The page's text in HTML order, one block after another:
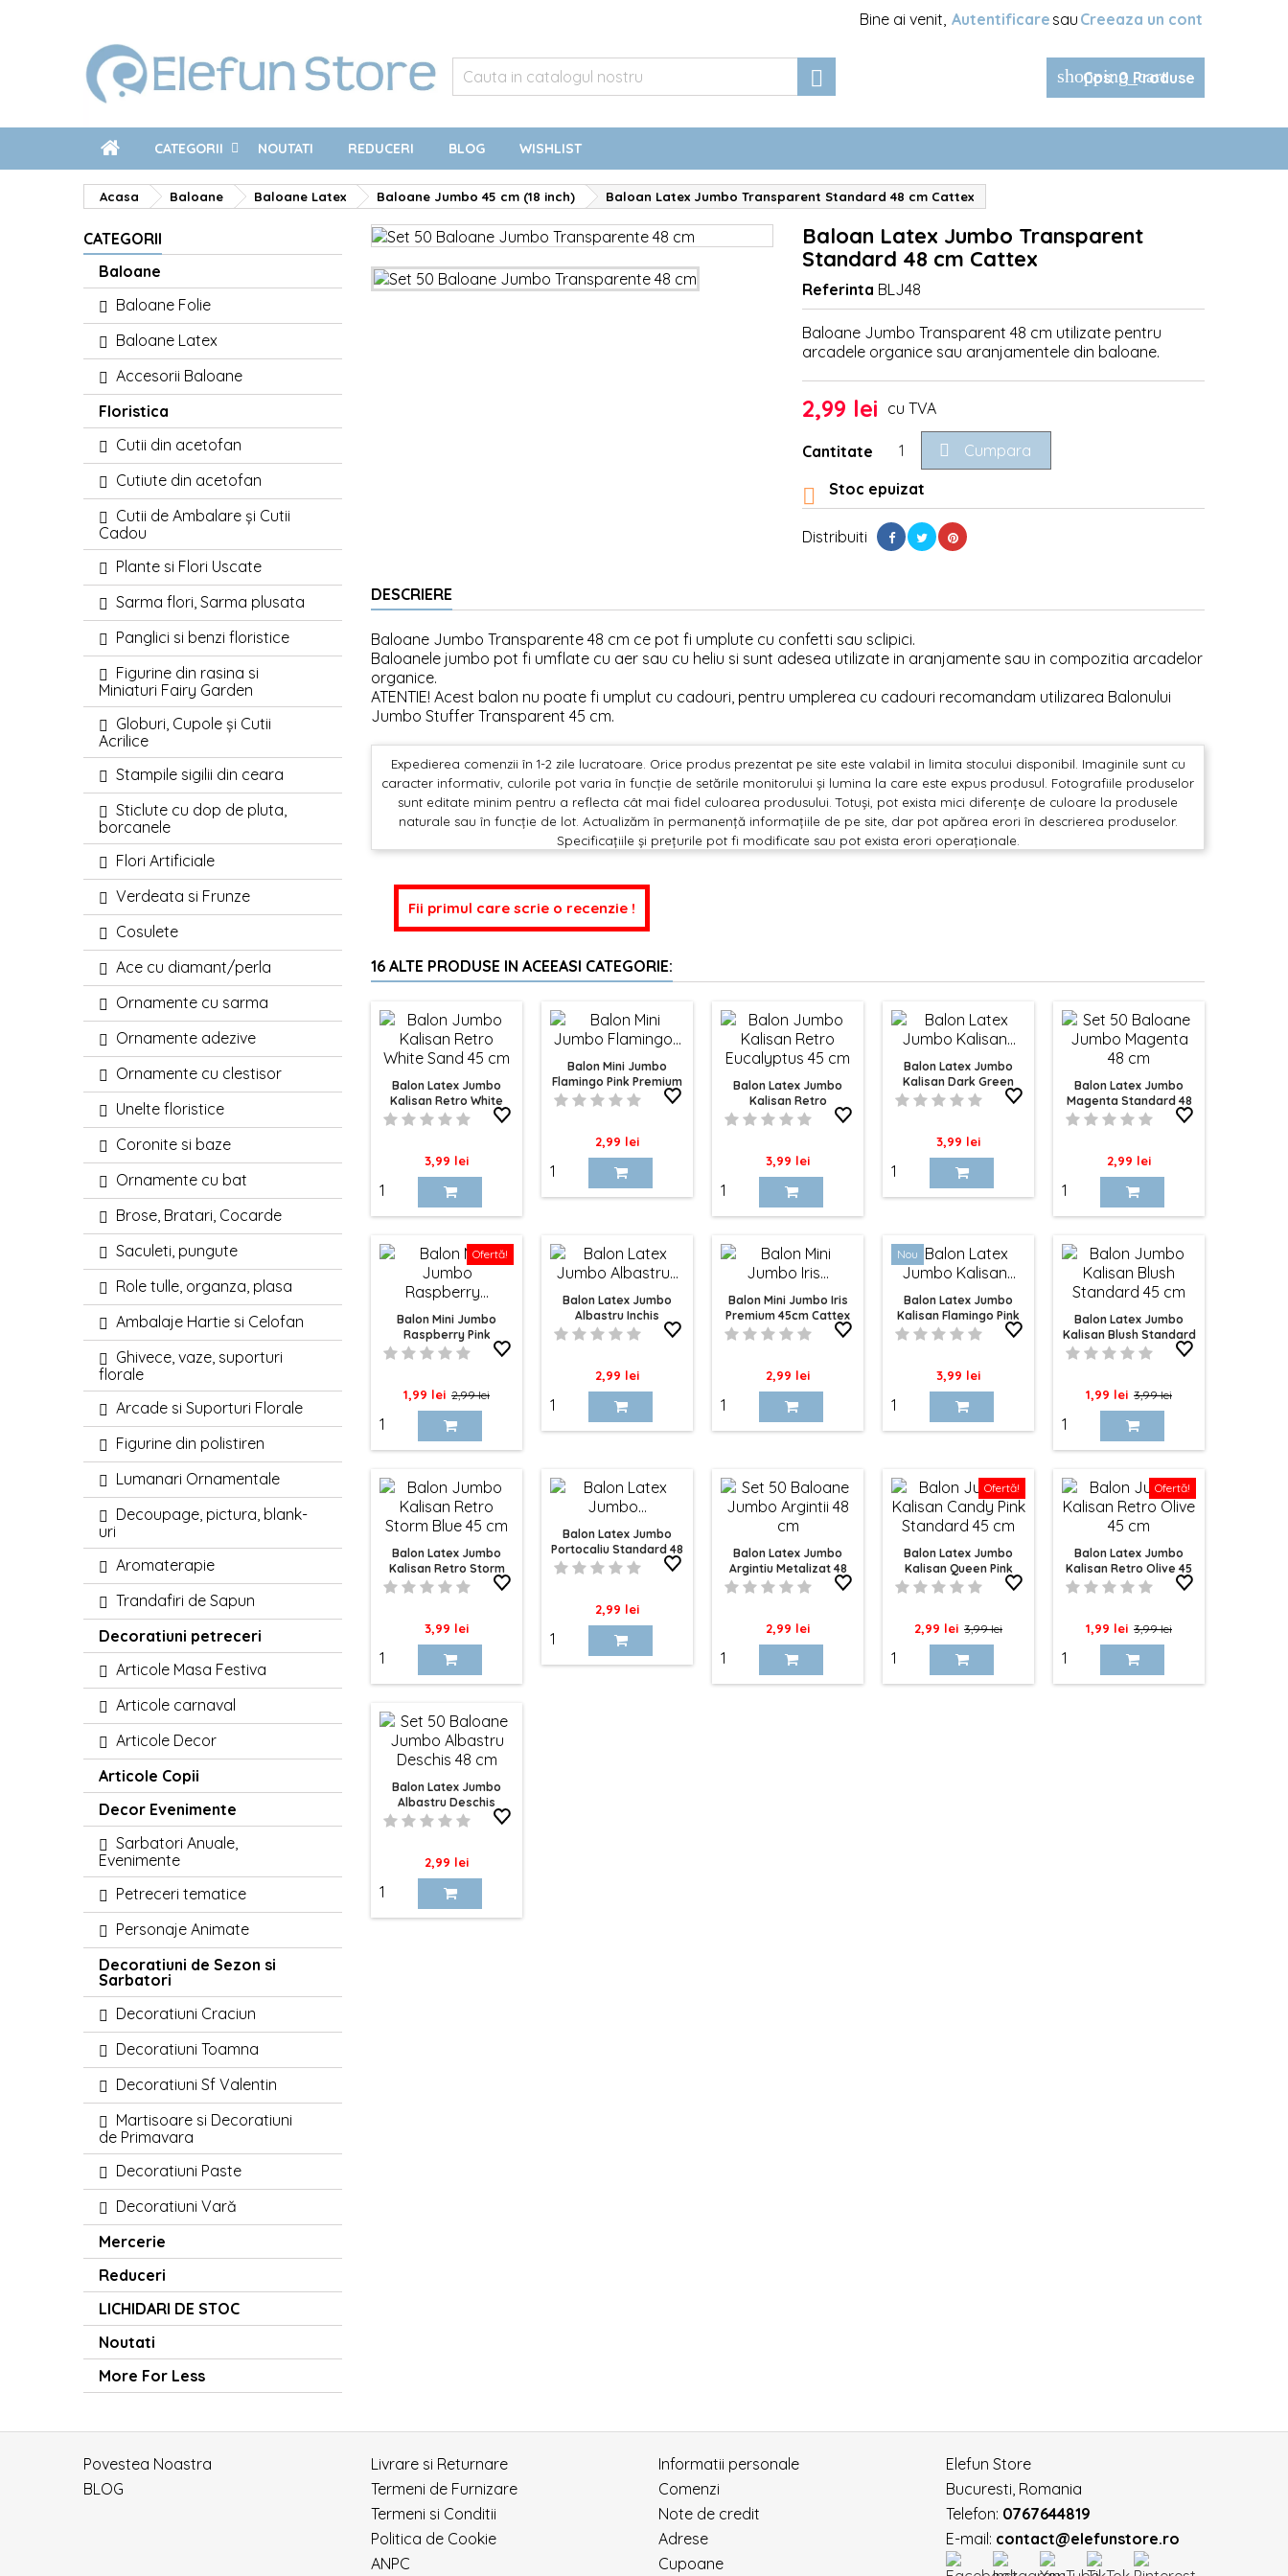
Bine ai venit, Autentificare sau Creeaza un cont
shopping_cart
Cos: 0 Produse

CATEGORII NOUTATI REDUCERI BLOG WISHLIST
Acasa Baloane Baloane Latex Baloane Jumbo 45 cm (18 inch) Baloan Latex Jumbo Transparent Standard 48 cm Cattex
CATEGORII
Baloane
Baloane Folie
Baloane Latex
Accesorii Baloane
Floristica
Cutii din acetofan
Cutiute din acetofan
Cutii de Ambalare și Cutii
Cadou
Plante si Flori Uscate
Sarma flori, Sarma plusata
Panglici si benzi floristice
Figurine din rasina si
Miniaturi Fairy Garden
Globuri, Cupole și Cutii
Acrilice
Stampile sigilii din ceara
Sticlute cu dop de pluta,
borcanele
Flori Artificiale
Verdeata si Frunze
Cosulete
Ace cu diamant/perla
Ornamente cu sarma
Ornamente adezive
Ornamente cu clestisor
Unelte floristice
Coronite si baze
Ornamente cu bat
Brose, Bratari, Cocarde
Saculeti, pungute
Role tulle, organza, plasa
Ambalaje Hartie si Celofan
Ghivece, vaze, suporturi
florale
Arcade si Suporturi Florale
Figurine din polistiren
Lumanari Ornamentale
Decoupage, pictura, blank-
uri
Aromaterapie
Trandafiri de Sapun
Decoratiuni petreceri
Articole Masa Festiva
Articole carnaval
Articole Decor
Articole Copii
Decor Evenimente
Sarbatori Anuale,
Evenimente
Petreceri tematice
Personaje Animate
Decoratiuni de Sezon si
Sarbatori
Decoratiuni Craciun
Decoratiuni Toamna
Decoratiuni Sf Valentin
Martisoare si Decoratiuni
de Primavara
Decoratiuni Paste
Decoratiuni Vară
Mercerie
Reduceri
LICHIDARI DE STOC
Noutati
More For Less
Baloan Latex Jumbo Transparent
Standard 48 cm Cattex
Referinta BLJ48
Baloane Jumbo Transparent 48 cm utilizate pentru
arcadele organice sau aranjamentele din baloane.
2,99 lei cu TVA
Cantitate  Cumpara
 Stoc epuizat
Distribuiti
DESCRIERE
Baloane Jumbo Transparente 48 cm ce pot fi umplute cu confetti sau sclipici.
Baloanele jumbo pot fi umflate cu aer sau cu heliu si sunt adesea utilizate in aranjamente sau in compozitia arcadelor
organice.
ATENTIE! Acest balon nu poate fi umplut cu cadouri, pentru umplerea cu cadouri recomandam utilizarea Balonului
Jumbo Stuffer Transparent 45 cm.
Expedierea comenzii în 1-2 zile lucratoare. Orice produs prezentat pe site este valabil in limita stocului disponibil. Imaginile sunt cu
caracter informativ, culorile pot varia în funcție de setările monitorului și lumina la care este expus produsul. Fotografiile produselor
sunt editate minim pentru a reflecta cât mai fidel culoarea produsului. Totuși, pot exista mici diferențe de culoare la produsele
naturale sau în funcție de lot. Actualizăm în permanență informațiile de pe site, dar pot apărea erori în descrierea produselor.
Specificațiile și prețurile pot fi modificate sau pot exista erori operaționale.
Fii primul care scrie o recenzie !
16 ALTE PRODUSE IN ACEEASI CATEGORIE:
Balon Latex Jumbo
Kalisan Retro White
Sand 45 Cm
Pret
3,99 lei
Balon Mini Jumbo
Flamingo Pink Premium
45cm Cattex
Pret
2,99 lei
Balon Latex Jumbo
Kalisan Retro
Eucalyptus 45 Cm
Pret
3,99 lei
Balon Latex Jumbo
Kalisan Dark Green
Standard 45 Cm
Pret
3,99 lei
Balon Latex Jumbo
Magenta Standard 48
Cm Cattex
Pret
2,99 lei
Ofertă!
Balon Mini Jumbo
Raspberry Pink
Premium 45cm Cattex
Pret
1,99 lei Pret
de
baza
2,99 lei
Balon Latex Jumbo
Albastru Inchis
Standard 48 Cm Cattex
Pret
2,99 lei
Balon Mini Jumbo Iris
Premium 45cm Cattex
Pret
2,99 lei
Nou
Balon Latex Jumbo
Kalisan Flamingo Pink
Standard 45 Cm
Pret
3,99 lei
Balon Latex Jumbo
Kalisan Blush Standard
45 Cm
Pret
1,99 lei Pret
de
baza
3,99 lei
Balon Latex Jumbo
Kalisan Retro Storm
Blue 45 Cm
Pret
3,99 lei
Balon Latex Jumbo
Portocaliu Standard 48
Cm Cattex
Pret
2,99 lei
Balon Latex Jumbo
Argintiu Metalizat 48
Cm Cattex
Pret
2,99 lei
Ofertă!
Balon Latex Jumbo
Kalisan Queen Pink
Standard 45 Cm
Pret
2,99 lei Pret
de
baza
3,99 lei
Ofertă!
Balon Latex Jumbo
Kalisan Retro Olive 45
Cm
Pret
1,99 lei Pret
de
baza
3,99 lei
Balon Latex Jumbo
Albastru Deschis
Standard 48 Cm Cattex
Pret
2,99 lei
Povestea Noastra
BLOG
Livrare si Returnare
Termeni de Furnizare
Termeni si Conditii
Politica de Cookie
ANPC
Informatii personale
Comenzi
Note de credit
Adrese
Cupoane
Elefun Store
Bucuresti, Romania
Telefon: 0767644819
E-mail: contact@elefunstore.ro